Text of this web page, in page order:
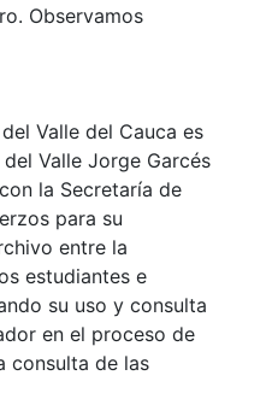
Observamos
Valle del Cauca es
Valle Jorge Garcés
la Secretaría de
para su
entre la
estudiantes e
su uso y consulta
en el proceso de
consulta de las